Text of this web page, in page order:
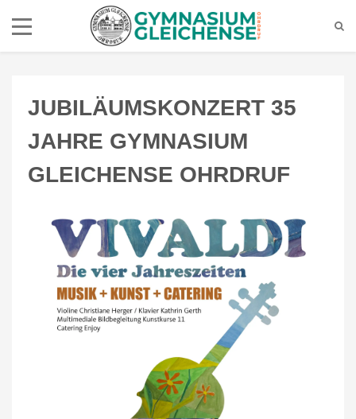
JUBILÄUMSKONZERT 35
JAHRE GYMNASIUM
GLEICHENSE OHRDRUF